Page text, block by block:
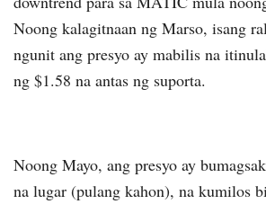
Noong kalagitnaan ng Marso, isang
ngunit ang presyo ay mabilis na
ng $1.58 na antas ng suporta.
Noong Mayo, ang presyo ay
na lugar (pulang kahon), na kumilos